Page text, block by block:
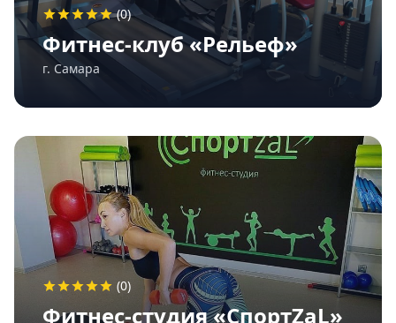
(0)
Фитнес-клуб «Рельеф»
г. Самара
(0)
Фитнес-студия «СпортZaL»